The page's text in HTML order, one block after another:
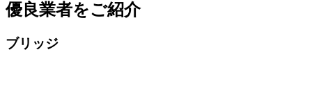
優良業者をご紹介
ブリッジ